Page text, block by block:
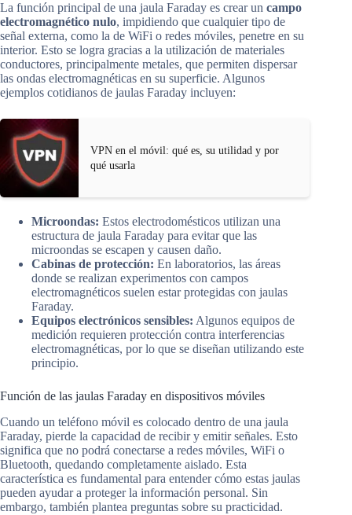
La función principal de una jaula Faraday es crear un campo
electromagnético nulo, impidiendo que cualquier tipo de
señal externa, como la de WiFi o redes móviles, penetre en su
interior. Esto se logra gracias a la utilización de materiales
conductores, principalmente metales, que permiten dispersar
las ondas electromagnéticas en su superficie. Algunos
ejemplos cotidianos de jaulas Faraday incluyen:
VPN en el móvil: qué es, su utilidad y por
qué usarla
Microondas: Estos electrodomésticos utilizan una
estructura de jaula Faraday para evitar que las
microondas se escapen y causen daño.
Cabinas de protección: En laboratorios, las áreas
donde se realizan experimentos con campos
electromagnéticos suelen estar protegidas con jaulas
Faraday.
Equipos electrónicos sensibles: Algunos equipos de
medición requieren protección contra interferencias
electromagnéticas, por lo que se diseñan utilizando este
principio.
Función de las jaulas Faraday en dispositivos móviles
Cuando un teléfono móvil es colocado dentro de una jaula
Faraday, pierde la capacidad de recibir y emitir señales. Esto
significa que no podrá conectarse a redes móviles, WiFi o
Bluetooth, quedando completamente aislado. Esta
característica es fundamental para entender cómo estas jaulas
pueden ayudar a proteger la información personal. Sin
embargo, también plantea preguntas sobre su practicidad.